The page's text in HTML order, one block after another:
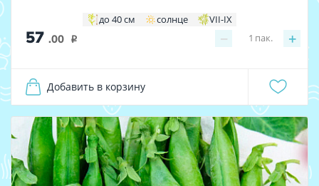
до 40 см солнце VII-IX
57 .00 i − +
1 пак.
Добавить в корзину